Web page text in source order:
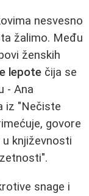
nesvesno
žalimo. Među
ženskih
lepote čija se
- Ana
iz "Nečiste
govore
književnosti
snage i